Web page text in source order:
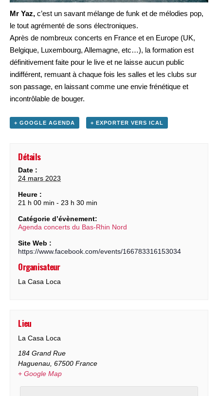
Mr Yaz, c’est un savant mélange de funk et de mélodies pop,
le tout agrémenté de sons électroniques.
Après de nombreux concerts en France et en Europe (UK,
Belgique, Luxembourg, Allemagne, etc…), la formation est
définitivement faite pour le live et ne laisse aucun public
indifférent, remuant à chaque fois les salles et les clubs sur
son passage, en laissant comme une envie frénétique et
incontrôlable de bouger.
+ GOOGLE AGENDA + EXPORTER VERS ICAL
Détails
Date :
24 mars 2023
Heure :
21 h 00 min - 23 h 30 min
Catégorie d’évènement:
Agenda concerts du Bas-Rhin Nord
Site Web :
https://www.facebook.com/events/166783316153034
Organisateur
La Casa Loca
Lieu
La Casa Loca
184 Grand Rue
Haguenau, 67500 France
+ Google Map